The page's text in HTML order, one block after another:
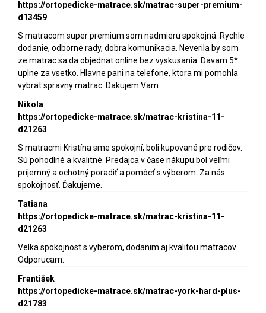
https://ortopedicke-matrace.sk/matrac-super-premium-
d13459
S matracom super premium som nadmieru spokojná. Rychle
dodanie, odborne rady, dobra komunikacia. Neverila by som
ze matrac sa da objednat online bez vyskusania. Davam 5*
uplne za vsetko. Hlavne pani na telefone, ktora mi pomohla
vybrat spravny matrac. Dakujem Vam
Nikola
https://ortopedicke-matrace.sk/matrac-kristina-11-
d21263
S matracmi Kristína sme spokojní, boli kupované pre rodičov.
Sú pohodlné a kvalitné. Predajca v čase nákupu bol veľmi
príjemný a ochotný poradiť a pomôcť s výberom. Za nás
spokojnosť. Ďakujeme.
Tatiana
https://ortopedicke-matrace.sk/matrac-kristina-11-
d21263
Velka spokojnost s vyberom, dodanim aj kvalitou matracov.
Odporucam.
František
https://ortopedicke-matrace.sk/matrac-york-hard-plus-
d21783